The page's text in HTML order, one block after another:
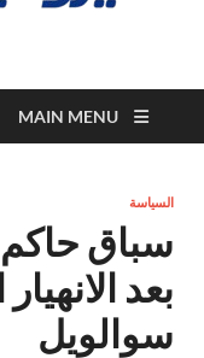
MAIN MENU
السياسة
سباق حاكم
بعد
سوالويل